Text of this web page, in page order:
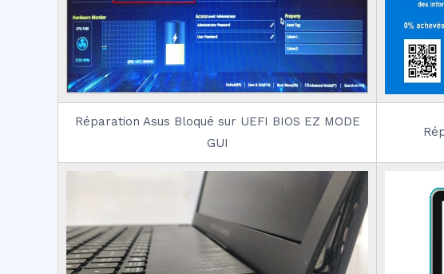
Réparation Asus Bloqué sur UEFI BIOS EZ MODE
GUI